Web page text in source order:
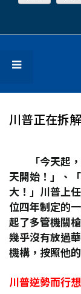
川普正在拆
「今天起
天開始！」、
大！」川普上
位四年制定的
起了多管機關
幾乎沒有放過
機構，按照他
川普逆勢而行